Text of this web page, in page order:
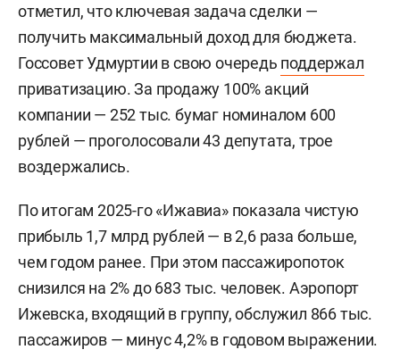
отметил, что ключевая задача сделки —
получить максимальный доход для бюджета.
Госсовет Удмуртии в свою очередь поддержал
приватизацию. За продажу 100% акций
компании — 252 тыс. бумаг номиналом 600
рублей — проголосовали 43 депутата, трое
воздержались.
По итогам 2025-го «Ижавиа» показала чистую
прибыль 1,7 млрд рублей — в 2,6 раза больше,
чем годом ранее. При этом пассажиропоток
снизился на 2% до 683 тыс. человек. Аэропорт
Ижевска, входящий в группу, обслужил 866 тыс.
пассажиров — минус 4,2% в годовом выражении.